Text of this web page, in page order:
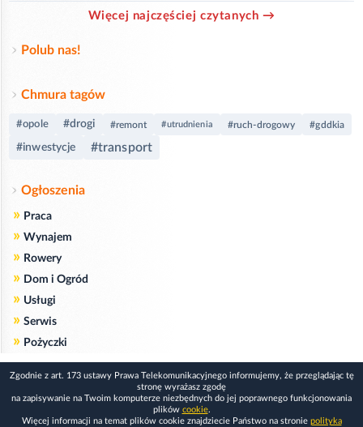
Więcej najczęściej czytanych →
Polub nas!
Chmura tagów
#opole #drogi #remont #utrudnienia #ruch-drogowy #gddkia
#inwestycje #transport
Ogłoszenia
» Praca
» Wynajem
» Rowery
» Dom i Ogród
» Usługi
» Serwis
» Pożyczki
Zgodnie z art. 173 ustawy Prawa Telekomunikacyjnego informujemy, że przeglądając tę
stronę wyrażasz zgodę
na zapisywanie na Twoim komputerze niezbędnych do jej poprawnego funkcjonowania
plików cookie.
Więcej informacji na temat plików cookie znajdziecie Państwo na stronie polityka